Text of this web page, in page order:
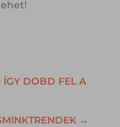
ÍGY DOBD FEL A
→